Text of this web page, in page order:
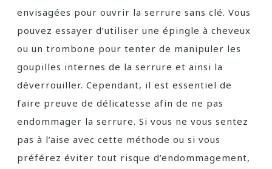
envisagées pour ouvrir la serrure sans clé. Vous
pouvez essayer d’utiliser une épingle à cheveux
ou un trombone pour tenter de manipuler les
goupilles internes de la serrure et ainsi la
déverrouiller. Cependant, il est essentiel de
faire preuve de délicatesse afin de ne pas
endommager la serrure. Si vous ne vous sentez
pas à l’aise avec cette méthode ou si vous
préférez éviter tout risque d’endommagement,